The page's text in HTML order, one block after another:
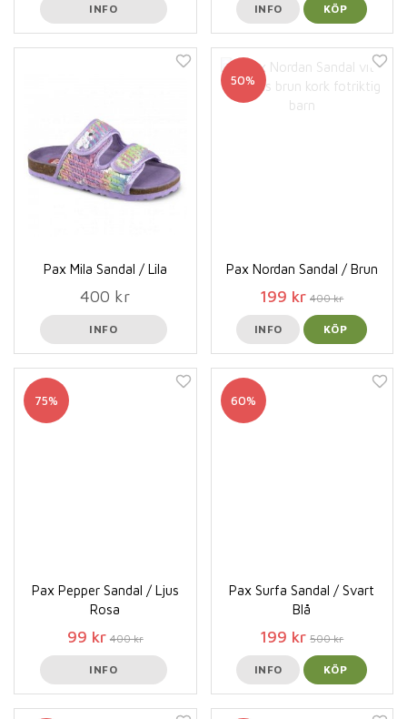
INFO INFO KÖP
Pax Mila Sandal / Lila
400 kr
INFO
50%
Pax Nordan Sandal / Brun
199 kr 400 kr
INFO KÖP
75%
Pax Pepper Sandal / Ljus
Rosa
99 kr 400 kr
INFO
60%
Pax Surfa Sandal / Svart
Blå
199 kr 500 kr
INFO KÖP